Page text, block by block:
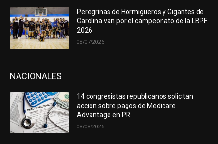
Peregrinas de Hormigueros y Gigantes de
Carolina van por el campeonato de la LBPF
2026
08/07/2026
NACIONALES
14 congresistas republicanos solicitan
acción sobre pagos de Medicare
Advantage en PR
08/08/2026